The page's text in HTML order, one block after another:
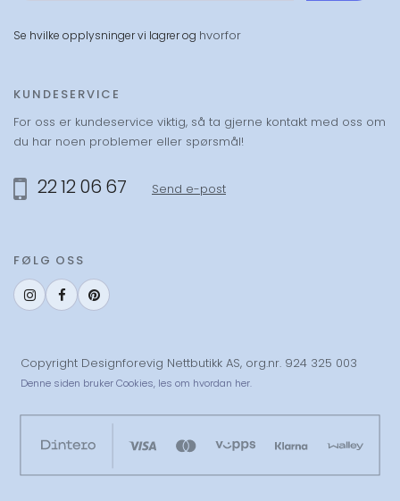
Se hvilke opplysninger vi lagrer og hvorfor
KUNDESERVICE
For oss er kundeservice viktig, så ta gjerne kontakt med oss om
du har noen problemer eller spørsmål!
22 12 06 67 Send e-post
FØLG OSS
Copyright Designforevig Nettbutikk AS, org.nr. 924 325 003
Denne siden bruker Cookies, les om hvordan her.